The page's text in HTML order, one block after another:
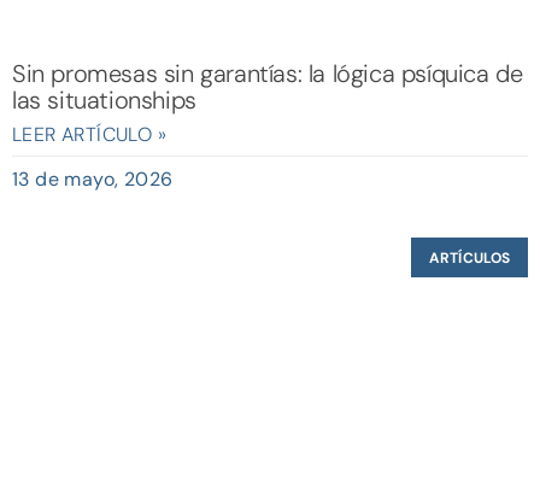
Sin promesas sin garantías: la lógica psíquica de
las situationships
LEER ARTÍCULO »
13 de mayo, 2026
ARTÍCULOS